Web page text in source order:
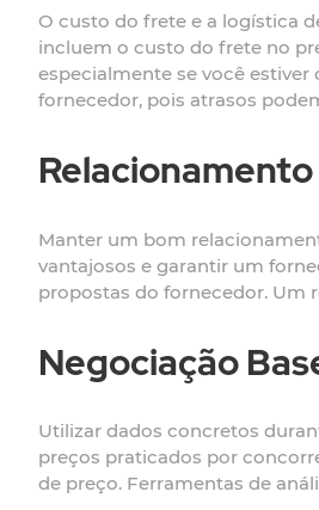
O custo do frete e a logística
incluem o custo do frete no
especialmente se você
fornecedor, pois atrasos
Manter um bom
vantajosos e garantir um
propostas do fornecedor. Um
Negociação
Utilizar dados concretos
preços praticados por
de preço. Ferramentas de